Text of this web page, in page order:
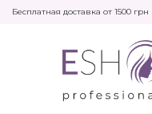
Бесплатная доставка от 1500 грн